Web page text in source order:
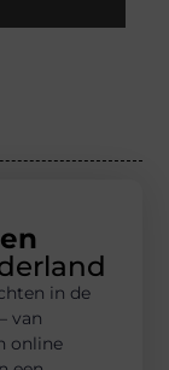
in de
van
online